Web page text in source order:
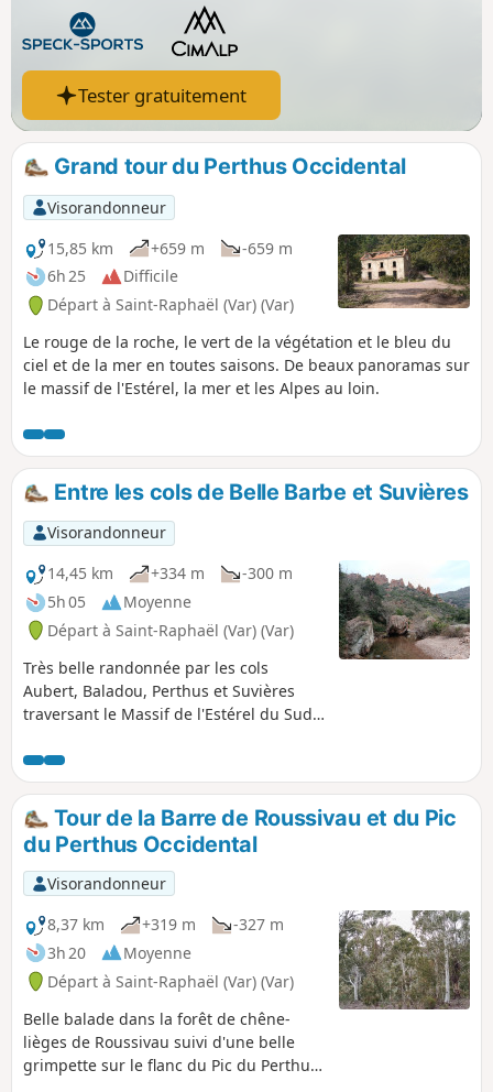
Tester gratuitement
Grand tour du Perthus Occidental
Visorandonneur
15,85 km
+659 m
-659 m
6h 25
Difficile
Départ à Saint-Raphaël (Var) (Var)
Le rouge de la roche, le vert de la végétation et le bleu du
ciel et de la mer en toutes saisons. De beaux panoramas sur
le massif de l'Estérel, la mer et les Alpes au loin.
Entre les cols de Belle Barbe et Suvières
Visorandonneur
14,45 km
+334 m
-300 m
5h 05
Moyenne
Départ à Saint-Raphaël (Var) (Var)
Très belle randonnée par les cols
Aubert, Baladou, Perthus et Suvières
traversant le Massif de l'Estérel du Sud
de Gourin, le spectaculaire Ravin du
Perthus et le Gratadis. Beaux spécimens
de chêne-lièges. Beaucoup de
magnifiques asphodèles sur le Gratadis
au printemps.
Tour de la Barre de Roussivau et du Pic
du Perthus Occidental
Visorandonneur
8,37 km
+319 m
-327 m
3h 20
Moyenne
Départ à Saint-Raphaël (Var) (Var)
Belle balade dans la forêt de chêne-
lièges de Roussivau suivi d'une belle
grimpette sur le flanc du Pic du Perthus